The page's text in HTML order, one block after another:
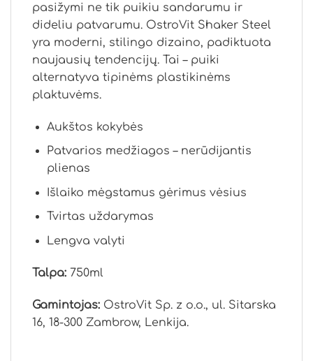
pasižymi ne tik puikiu sandarumu ir
dideliu patvarumu. OstroVit Shaker Steel
yra moderni, stilingo dizaino, padiktuota
naujausių tendencijų. Tai – puiki
alternatyva tipinėms plastikinėms
plaktuvėms.
Aukštos kokybės
Patvarios medžiagos – nerūdijantis
plienas
Išlaiko mėgstamus gėrimus vėsius
Tvirtas uždarymas
Lengva valyti
Talpa: 750ml
Gamintojas: OstroVit Sp. z o.o., ul. Sitarska
16, 18-300 Zambrow, Lenkija.